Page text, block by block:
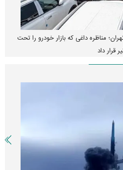
مناظره داغی که بازار خودرو را تحت
قرار داد